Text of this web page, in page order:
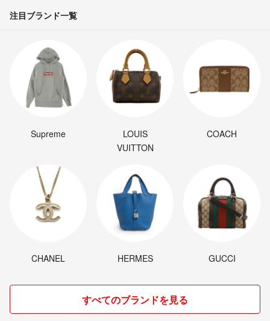
注目ブランド一覧
Supreme
LOUIS
VUITTON
COACH
CHANEL HERMES GUCCI
すべてのブランドを見る